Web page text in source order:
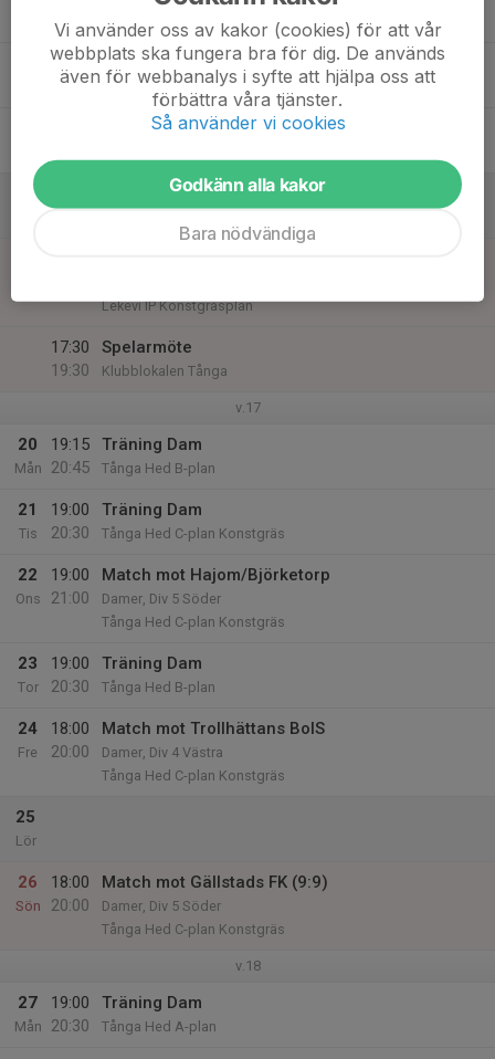
18
Lekevi IP Konstgräsplan
17:30
19:30
Spelarmöte
Klubblokalen Tånga
v.17
20
Mån
19:15
20:45
Träning Dam
Tånga Hed B-plan
21
Tis
19:00
20:30
Träning Dam
Tånga Hed C-plan Konstgräs
22
Ons
19:00
21:00
Match mot Hajom/Björketorp
Damer, Div 5 Söder
Tånga Hed C-plan Konstgräs
23
Tor
19:00
20:30
Träning Dam
Tånga Hed B-plan
24
Fre
18:00
20:00
Match mot Trollhättans BoIS
Damer, Div 4 Västra
Tånga Hed C-plan Konstgräs
25
Lör
26
Sön
18:00
20:00
Match mot Gällstads FK (9:9)
Damer, Div 5 Söder
Tånga Hed C-plan Konstgräs
v.18
27
Mån
19:00
20:30
Träning Dam
Tånga Hed A-plan
Vi använder oss av kakor (cookies) för att vår
webbplats ska fungera bra för dig. De används
även för webbanalys i syfte att hjälpa oss att
förbättra våra tjänster.
Så använder vi cookies
Godkänn alla kakor
Bara nödvändiga